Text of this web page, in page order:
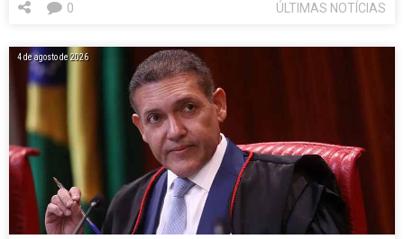
ÚLTIMAS NOTÍCIAS
0
4 de agosto de 2026